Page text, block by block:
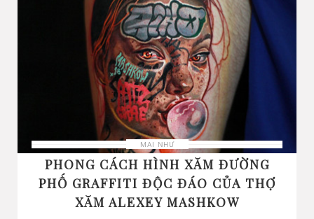
MAI NHƯ
PHONG CÁCH HÌNH XĂM ĐƯỜNG
PHỐ GRAFFITI ĐỘC ĐÁO CỦA THỢ
XĂM ALEXEY MASHKOW